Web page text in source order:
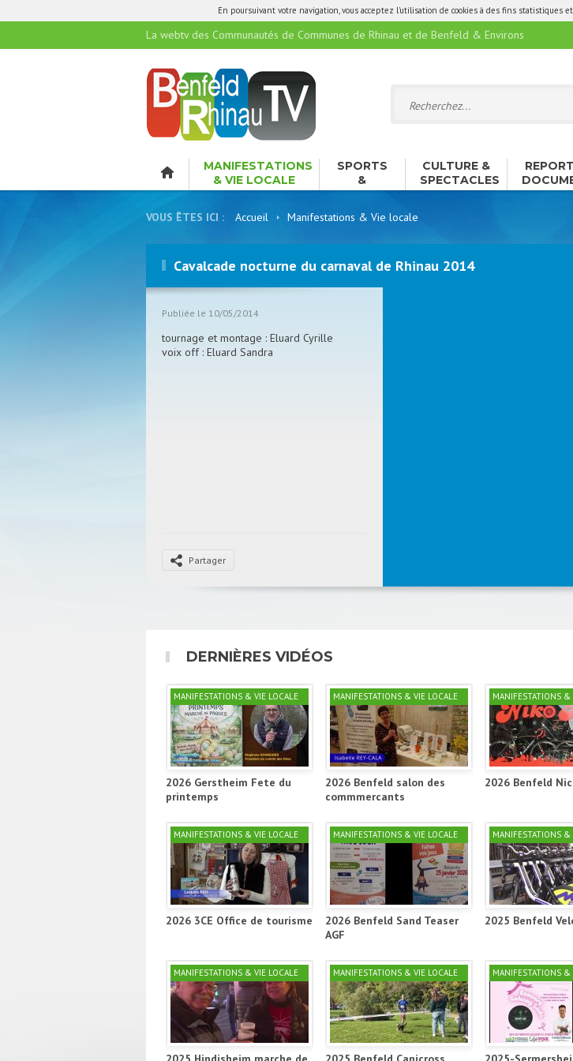
En poursuivant votre navigation, vous acceptez l'utilisation de cookies à des fins statistiques
La webtv des Communautés de Communes de Rhinau et de Benfeld & Environs
MANIFESTATIONS
& VIE LOCALE
SPORTS
&
LOISIRS
CULTURE &
SPECTACLES
VOUS ÊTES ICI : Accueil Manifestations & Vie locale
Cavalcade nocturne du carnaval de Rhinau 2014
Publiée le 10/05/2014
tournage et montage : Eluard Cyrille
voix off : Eluard Sandra
Partager
DERNIÈRES VIDÉOS
MANIFESTATIONS & VIE LOCALE
2026 Gerstheim Fete du
printemps
MANIFESTATIONS & VIE LOCALE
2026 Benfeld salon des
commmercants
MANIFESTATIONS &
2026 Benfeld
MANIFESTATIONS & VIE LOCALE
2026 3CE Office de tourisme
MANIFESTATIONS & VIE LOCALE
2026 Benfeld Sand Teaser
AGF
MANIFESTATIONS &
2025 Benfeld
MANIFESTATIONS & VIE LOCALE MANIFESTATIONS & VIE LOCALE MANIFESTATIONS &